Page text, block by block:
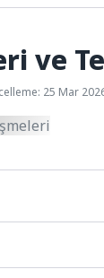
ve
25 Mar